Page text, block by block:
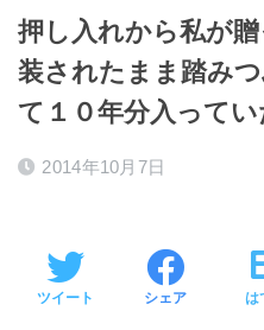
押し入れから私が
装されたまま踏み
て１０年分入ってい
2014年10月7日
ツイート シェア は